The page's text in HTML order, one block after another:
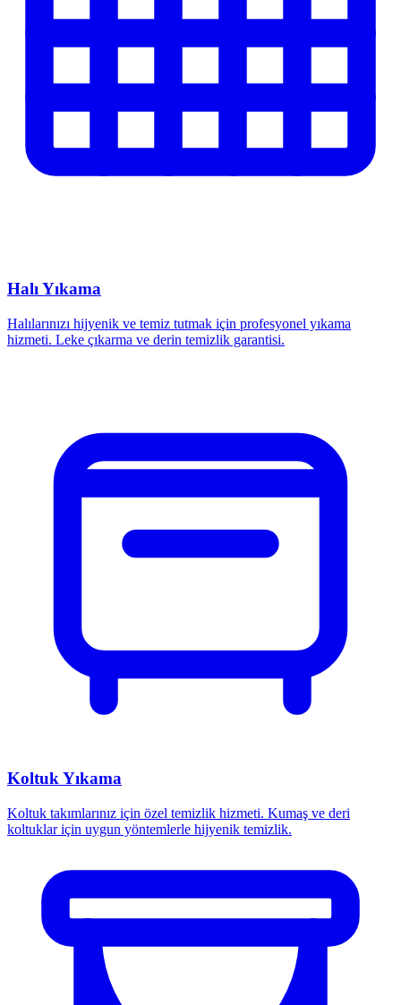
Halı Yıkama
Halılarınızı hijyenik ve temiz tutmak için profesyonel yıkama
hizmeti. Leke çıkarma ve derin temizlik garantisi.
Koltuk Yıkama
Koltuk takımlarınız için özel temizlik hizmeti. Kumaş ve deri
koltuklar için uygun yöntemlerle hijyenik temizlik.